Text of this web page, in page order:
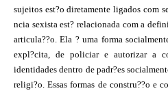
sujeitos est?o diretamente ligados com
ncia sexista est? relacionada com a
articula??o. Ela ? uma forma
expl?cita, de policiar e autorizar a
identidades dentro de padr?es
religi?o. Essas formas de constru??o e